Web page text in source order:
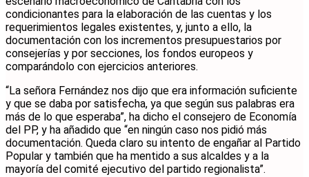
condicionantes para la elaboración de las cuentas y los
requerimientos legales existentes, y, junto a ello, la
documentación con los incrementos presupuestarios por
consejerías y por secciones, los fondos europeos y
comparándolo con ejercicios anteriores.
“La señora Fernández nos dijo que era información suficiente
y que se daba por satisfecha, ya que según sus palabras era
más de lo que esperaba”, ha dicho el consejero de Economía
del PP, y ha añadido que “en ningún caso nos pidió más
documentación. Queda claro su intento de engañar al Partido
Popular y también que ha mentido a sus alcaldes y a la
mayoría del comité ejecutivo del partido regionalista”.